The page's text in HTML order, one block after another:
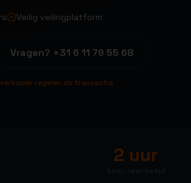
Veilig veilingplatform
Vragen? +31 6 11 79 55 68
regelen de transactie
2 uur